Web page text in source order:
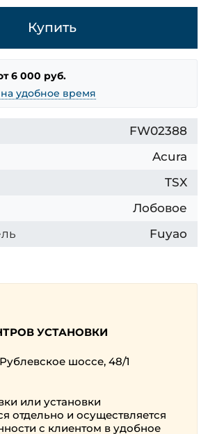
Купить
6 000 руб.
на удобное время
FW02388
Acura
TSX
Лобовое
Fuyao
УСТАНОВКИ
шоссе, 48/1
или установки
отдельно и осуществляется
с клиентом в удобное